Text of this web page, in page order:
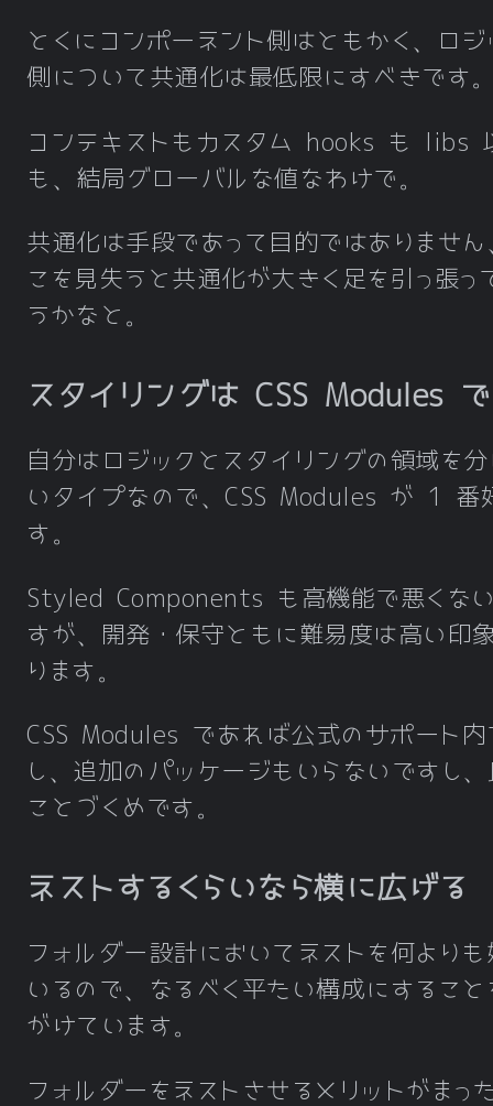
とくにコンポーネント側はともかく、ロジ
側について共通化は最低限にすべきです
コンテキストもカスタム hooks も libs
も、結局グローバルな値なわけで。
共通化は手段であって目的ではありません
こを見失うと共通化が大きく足を引っ張っ
うかなと。
スタイリングは CSS Modules で
自分はロジックとスタイリングの領域を
いタイプなので、CSS Modules が 1 番
す。
Styled Components も高機能で悪くな
すが、開発・保守ともに難易度は高い印
ります。
CSS Modules であれば公式のサポート内
し、追加のパッケージもいらないですし
ことづくめです。
ネストするくらいなら横に広げる
フォルダー設計においてネストを何よりも
いるので、なるべく平たい構成にすること
がけています。
フォルダーをネストさせるメリットがまっ